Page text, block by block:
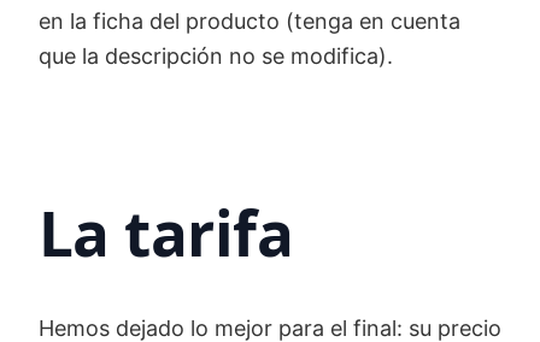
en la ficha del producto (tenga en cuenta
que la descripción no se modifica).
La tarifa
Hemos dejado lo mejor para el final: su precio